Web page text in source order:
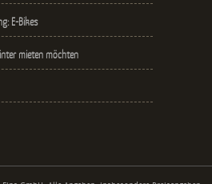
E-Bikes
mieten möchten